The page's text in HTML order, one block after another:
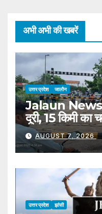
अभी अभी की खबरें
उत्तर प्रदेश जालौन
Jalaun
दूरी, 15 किमी
Distance To
Increased,
Detour
AUGUST 7, 2026
उत्तर प्रदेश झांसी